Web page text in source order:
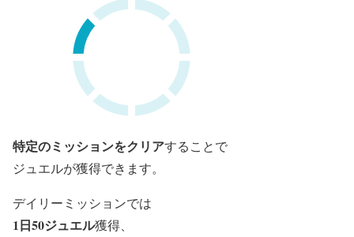
特定のミッションをクリアすることで
ジュエルが獲得できます。
デイリーミッションでは
1日50ジュエル獲得、